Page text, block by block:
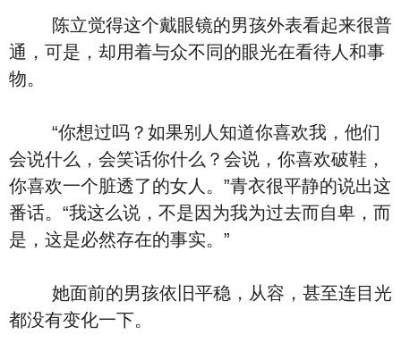
陈立觉得这个戴眼镜的男孩外表看起来很普
通，可是，却用着与众不同的眼光在看待人和事
物。
“你想过吗？如果别人知道你喜欢我，他们
会说什么，会笑话你什么？会说，你喜欢破鞋，
你喜欢一个脏透了的女人。”青衣很平静的说出这
番话。“我这么说，不是因为我为过去而自卑，而
是，这是必然存在的事实。”
她面前的男孩依旧平稳，从容，甚至连目光
都没有变化一下。